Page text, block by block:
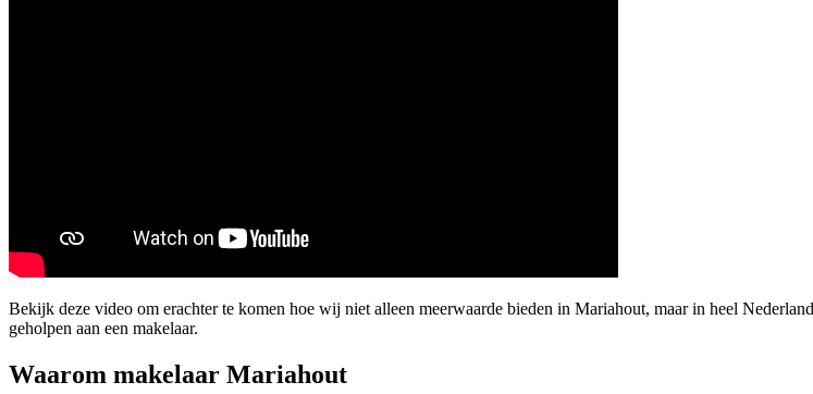
Bekijk deze video om erachter te komen hoe wij niet alleen meerwaarde bieden in Mariahout, maar in heel
geholpen aan een makelaar.
Waarom makelaar Mariahout